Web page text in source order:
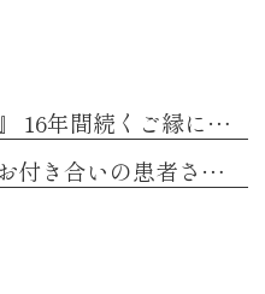
6月4日は『虫歯予防デー』 16年間続くご縁に感謝
静岡より来院、30年来のお付き合いの患者さまのお話し 2